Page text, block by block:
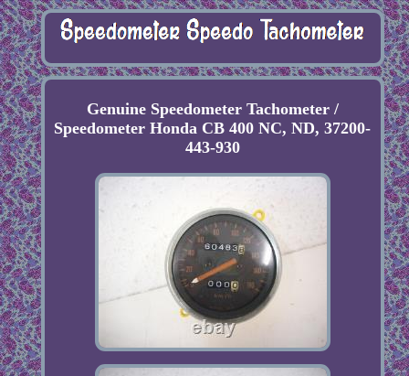
Genuine Speedometer Tachometer /
Speedometer Honda CB 400 NC, ND, 37200-
443-930